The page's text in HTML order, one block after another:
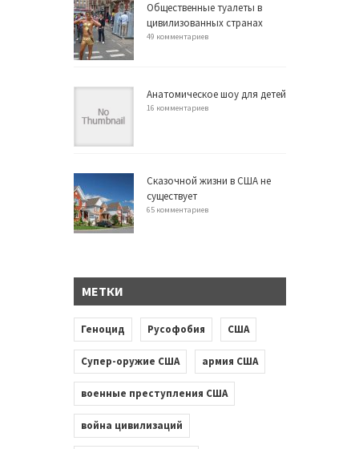
Общественные туалеты в
цивилизованных странах
49 комментариев
Анатомическое шоу для детей
16 комментариев
Сказочной жизни в США не
существует
65 комментариев
МЕТКИ
Геноцид Русофобия США
Супер-оружие США армия США
военные преступления США
война цивилизаций